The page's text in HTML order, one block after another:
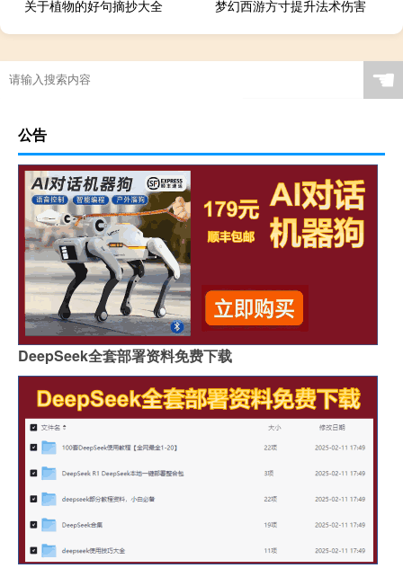
关于植物的好句摘抄大全 梦幻西游方寸提升法术伤害
☚
公告
DeepSeek全套部署资料免费下载